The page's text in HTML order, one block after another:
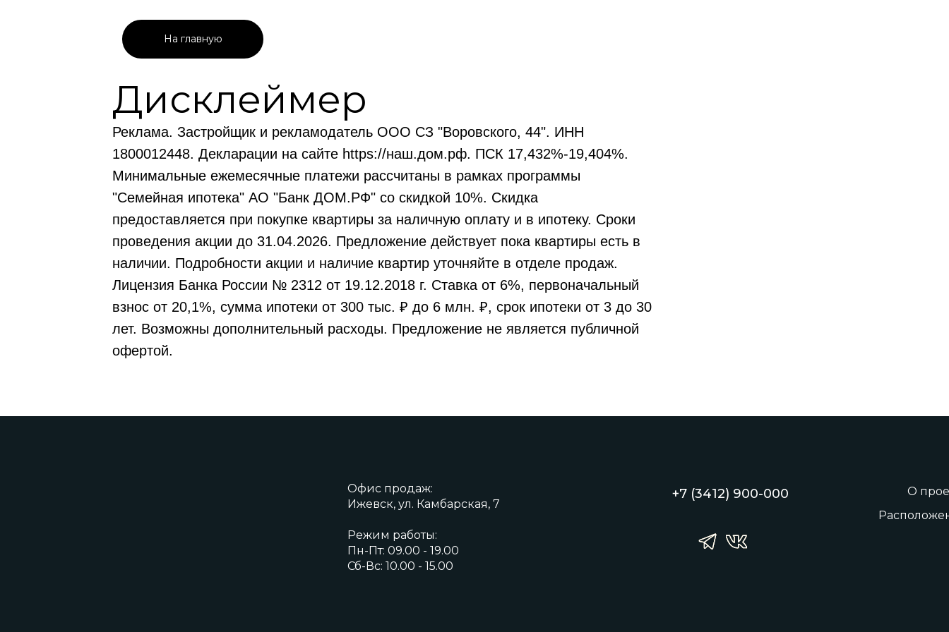
Реклама. Застройщик и рекламодатель ООО СЗ "Воровского, 44". ИНН
1800012448. Декларации на сайте https://наш.дом.рф. ПСК 17,432%-19,404%.
Минимальные ежемесячные платежи рассчитаны в рамках программы
"Семейная ипотека" АО "Банк ДОМ.РФ" со скидкой 10%. Скидка
предоставляется при покупке квартиры за наличную оплату и в ипотеку. Сроки
проведения акции до 31.04.2026. Предложение действует пока квартиры есть в
наличии. Подробности акции и наличие квартир уточняйте в отделе продаж.
Лицензия Банка России № 2312 от 19.12.2018 г. Ставка от 6%, первоначальный
взнос от 20,1%, сумма ипотеки от 300 тыс. ₽ до 6 млн. ₽, срок ипотеки от 3 до 30
лет. Возможны дополнительный расходы. Предложение не является публичной
офертой.
На главную
Дисклеймер
Офис продаж:
Ижевск, ул. Камбарская, 7
+7 (3412) 900-000
Режим работы:
Пн-Пт: 09.00 - 19.00
Сб-Вс: 10.00 - 15.00
О